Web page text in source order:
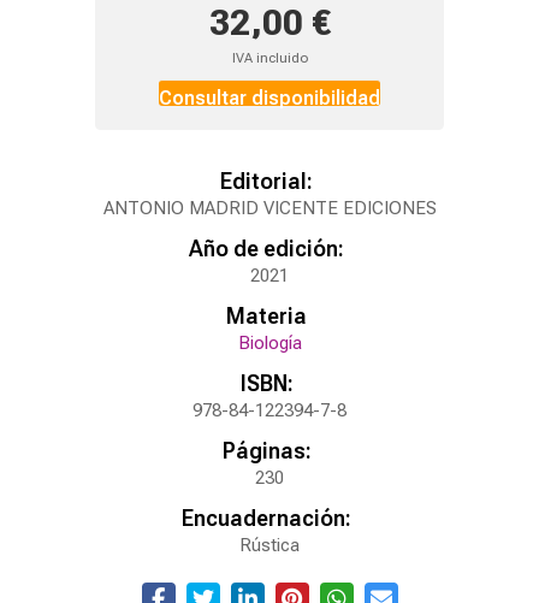
32,00 €
IVA incluido
Consultar disponibilidad
Editorial:
ANTONIO MADRID VICENTE EDICIONES
Año de edición:
2021
Materia
Biología
ISBN:
978-84-122394-7-8
Páginas:
230
Encuadernación:
Rústica